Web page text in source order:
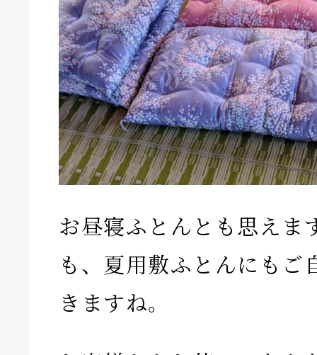
お昼寝ふとんとも思えま
も、夏用敷ふとんにもご
きますね。